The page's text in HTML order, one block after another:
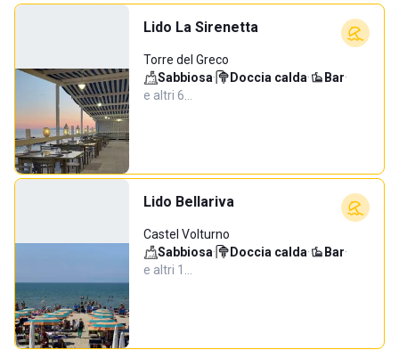
Lido La Sirenetta
Torre del Greco
Sabbiosa· Doccia calda· Bar·
e altri 6…
Lido Bellariva
Castel Volturno
Sabbiosa· Doccia calda· Bar·
e altri 1…